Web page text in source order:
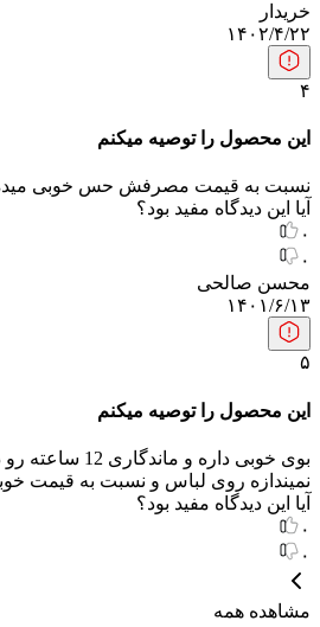
خریدار
۱۴۰۲/۴/۲۲
۴
این محصول را توصیه میکنم
نسبت به قیمت مصرفش حس خوبی
آیا این دیدگاه مفید بود؟
۰
۰
محسن صالحی
۱۴۰۱/۶/۱۳
۵
این محصول را توصیه میکنم
بوی خوبی داره و
نمیندازه روی لباس و نسبت به قیمت
آیا این دیدگاه مفید بود؟
۰
۰
مشاهده همه